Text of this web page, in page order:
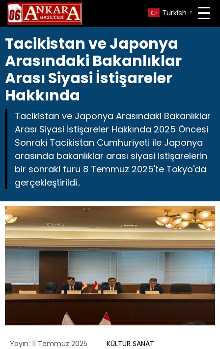
Turkish ▼
Tacikistan ve Japonya
Arasındaki Bakanlıklar
Arası Siyasi İstişareler
Hakkında
Tacikistan ve Japonya Arasındaki Bakanlıklar
Arası Siyasi İstişareler Hakkında 2025 Öncesi
Sonraki Tacikistan Cumhuriyeti ile Japonya
arasında bakanlıklar arası siyasi istişarelerin
bir sonraki turu 8 Temmuz 2025'te Tokyo'da
gerçekleştirildi..
Yayın: 11 Temmuz 2025
KÜLTÜR SANAT